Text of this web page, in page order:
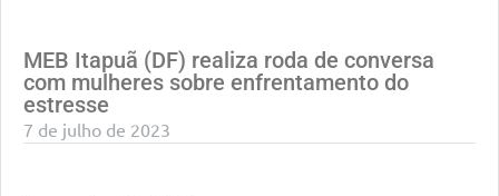
MEB Itapuã (DF) realiza roda de conversa
com mulheres sobre enfrentamento do
estresse
7 de julho de 2023